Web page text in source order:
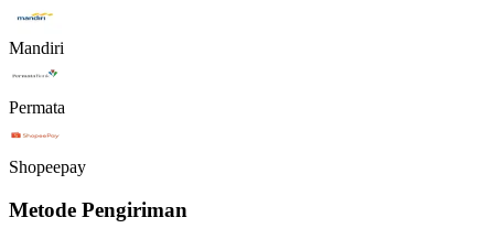
Mandiri
Permata
Shopeepay
Metode Pengiriman